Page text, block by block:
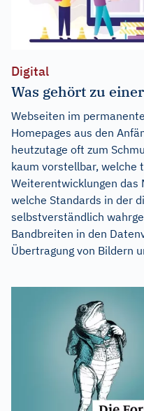
Digital
Was gehört zu
Webseiten im
Homepages aus den
heutzutage oft zum
kaum vorstellbar, welche
Weiterentwicklungen das
welche Standards in der
selbstverständlich
Bandbreiten in den
Übertragung von Bildern